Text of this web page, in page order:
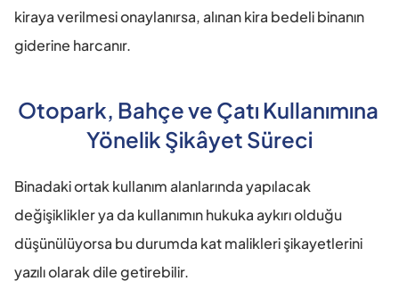
kiraya verilmesi onaylanırsa, alınan kira bedeli binanın
giderine harcanır.
Otopark, Bahçe ve Çatı Kullanımına
Yönelik Şikâyet Süreci
Binadaki ortak kullanım alanlarında yapılacak
değişiklikler ya da kullanımın hukuka aykırı olduğu
düşünülüyorsa bu durumda kat malikleri şikayetlerini
yazılı olarak dile getirebilir.